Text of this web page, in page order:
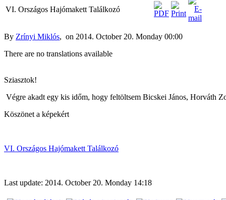
Click
content.
Galley
Galley
feljavított
kittje
VI. Országos Hajómakett Találkozó
By Zrínyi Miklós, on 2014. October 20. Monday 00:00
There are no translations available
Sziasztok!
Végre akadt egy kis időm, hogy feltöltsem Bicskei János, Horváth
Köszönet a képekért
VI. Országos Hajómakett Találkozó
Last update: 2014. October 20. Monday 14:18